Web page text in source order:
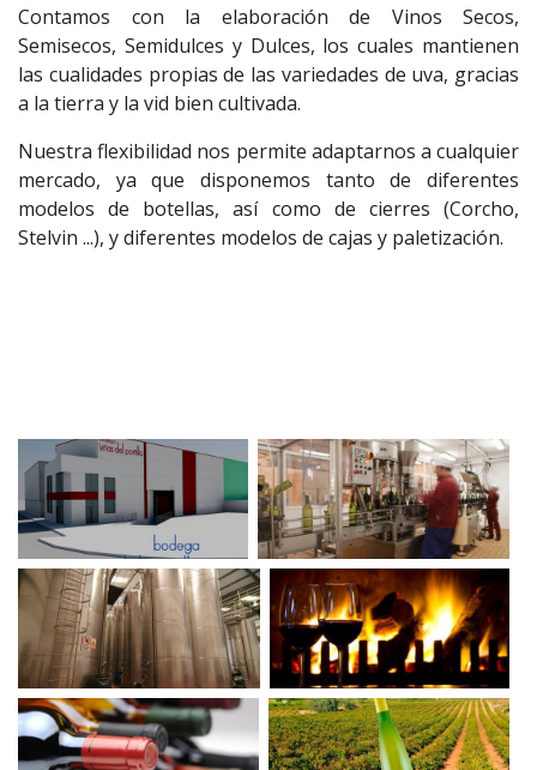
Contamos con la elaboración de Vinos Secos,
Semisecos, Semidulces y Dulces, los cuales mantienen
las cualidades propias de las variedades de uva, gracias
a la tierra y la vid bien cultivada.
Nuestra flexibilidad nos permite adaptarnos a cualquier
mercado, ya que disponemos tanto de diferentes
modelos de botellas, así como de cierres (Corcho,
Stelvin ...), y diferentes modelos de cajas y paletización.